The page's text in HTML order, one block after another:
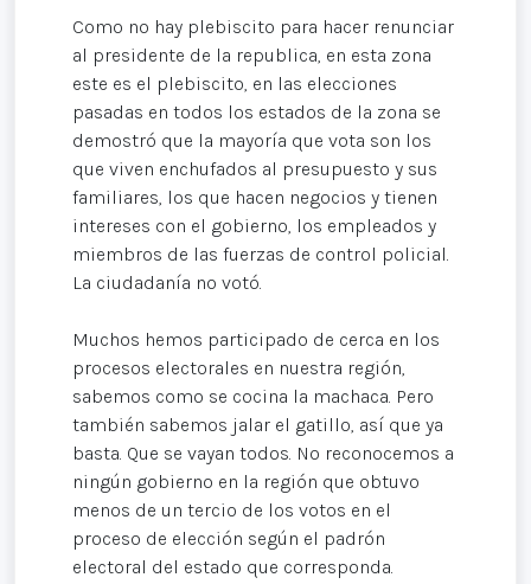
Como no hay plebiscito para hacer renunciar
al presidente de la republica, en esta zona
este es el plebiscito, en las elecciones
pasadas en todos los estados de la zona se
demostró que la mayoría que vota son los
que viven enchufados al presupuesto y sus
familiares, los que hacen negocios y tienen
intereses con el gobierno, los empleados y
miembros de las fuerzas de control policial.
La ciudadanía no votó.
Muchos hemos participado de cerca en los
procesos electorales en nuestra región,
sabemos como se cocina la machaca. Pero
también sabemos jalar el gatillo, así que ya
basta. Que se vayan todos. No reconocemos a
ningún gobierno en la región que obtuvo
menos de un tercio de los votos en el
proceso de elección según el padrón
electoral del estado que corresponda.